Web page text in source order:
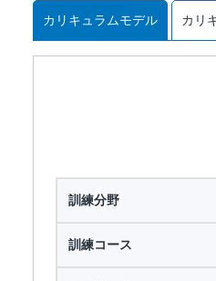
カリキュラムモデル カリ
訓練分野
訓練コース